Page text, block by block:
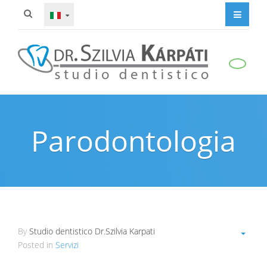
Parodontologia
By Studio dentistico Dr.Szilvia Karpati
Posted in Servizi